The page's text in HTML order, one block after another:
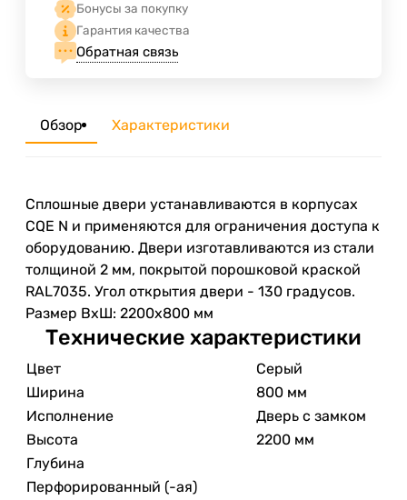
Бонусы за покупку
Гарантия качества
Обратная связь
Обзор Характеристики
Сплошные двери устанавливаются в корпусах
CQE N и применяются для ограничения доступа к
оборудованию. Двери изготавливаются из стали
толщиной 2 мм, покрытой порошковой краской
RAL7035. Угол открытия двери - 130 градусов.
Размер ВхШ: 2200х800 мм
Технические характеристики
Цвет
Серый
Ширина
800 мм
Исполнение
Дверь с замком
Высота
2200 мм
Глубина
Перфорированный (-ая)